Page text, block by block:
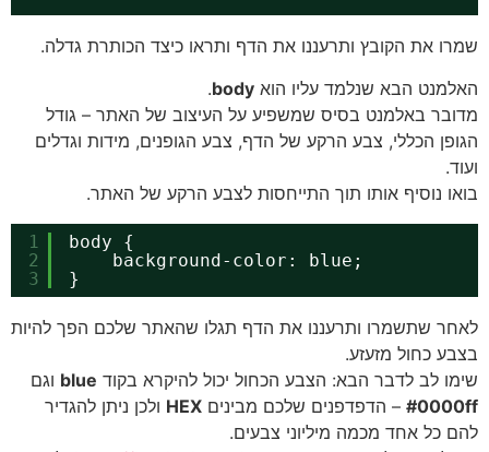
את הקובץ ותרעננו את הדף ותראו כיצד הכותרת גדלה.
הבא שנלמד עליו הוא body
.
באלמנט בסיס שמשפיע על העיצוב של האתר – גודל
הכללי, צבע הרקע של הדף, צבע הגופנים, מידות וגדלים
נוסיף אותו תוך התייחסות לצבע הרקע של האתר.
1
3
body {
background-color: blue;
שתשמרו ותרעננו את הדף תגלו שהאתר שלכם הפך להיות
כחול מזעזע.
לב לדבר הבא: הצבע הכחול יכול להיקרא בקודblueוגם
– הדפדפנים שלכם מביניםHEXולכן ניתן להגדיר
כל אחד מכמה מיליוני צבעים.